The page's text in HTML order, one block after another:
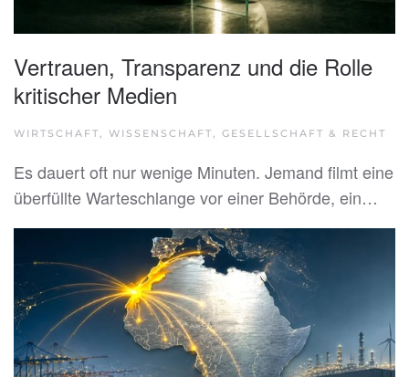
Vertrauen, Transparenz und die Rolle
kritischer Medien
WIRTSCHAFT, WISSENSCHAFT, GESELLSCHAFT & RECHT
Es dauert oft nur wenige Minuten. Jemand filmt eine
überfüllte Warteschlange vor einer Behörde, ein…